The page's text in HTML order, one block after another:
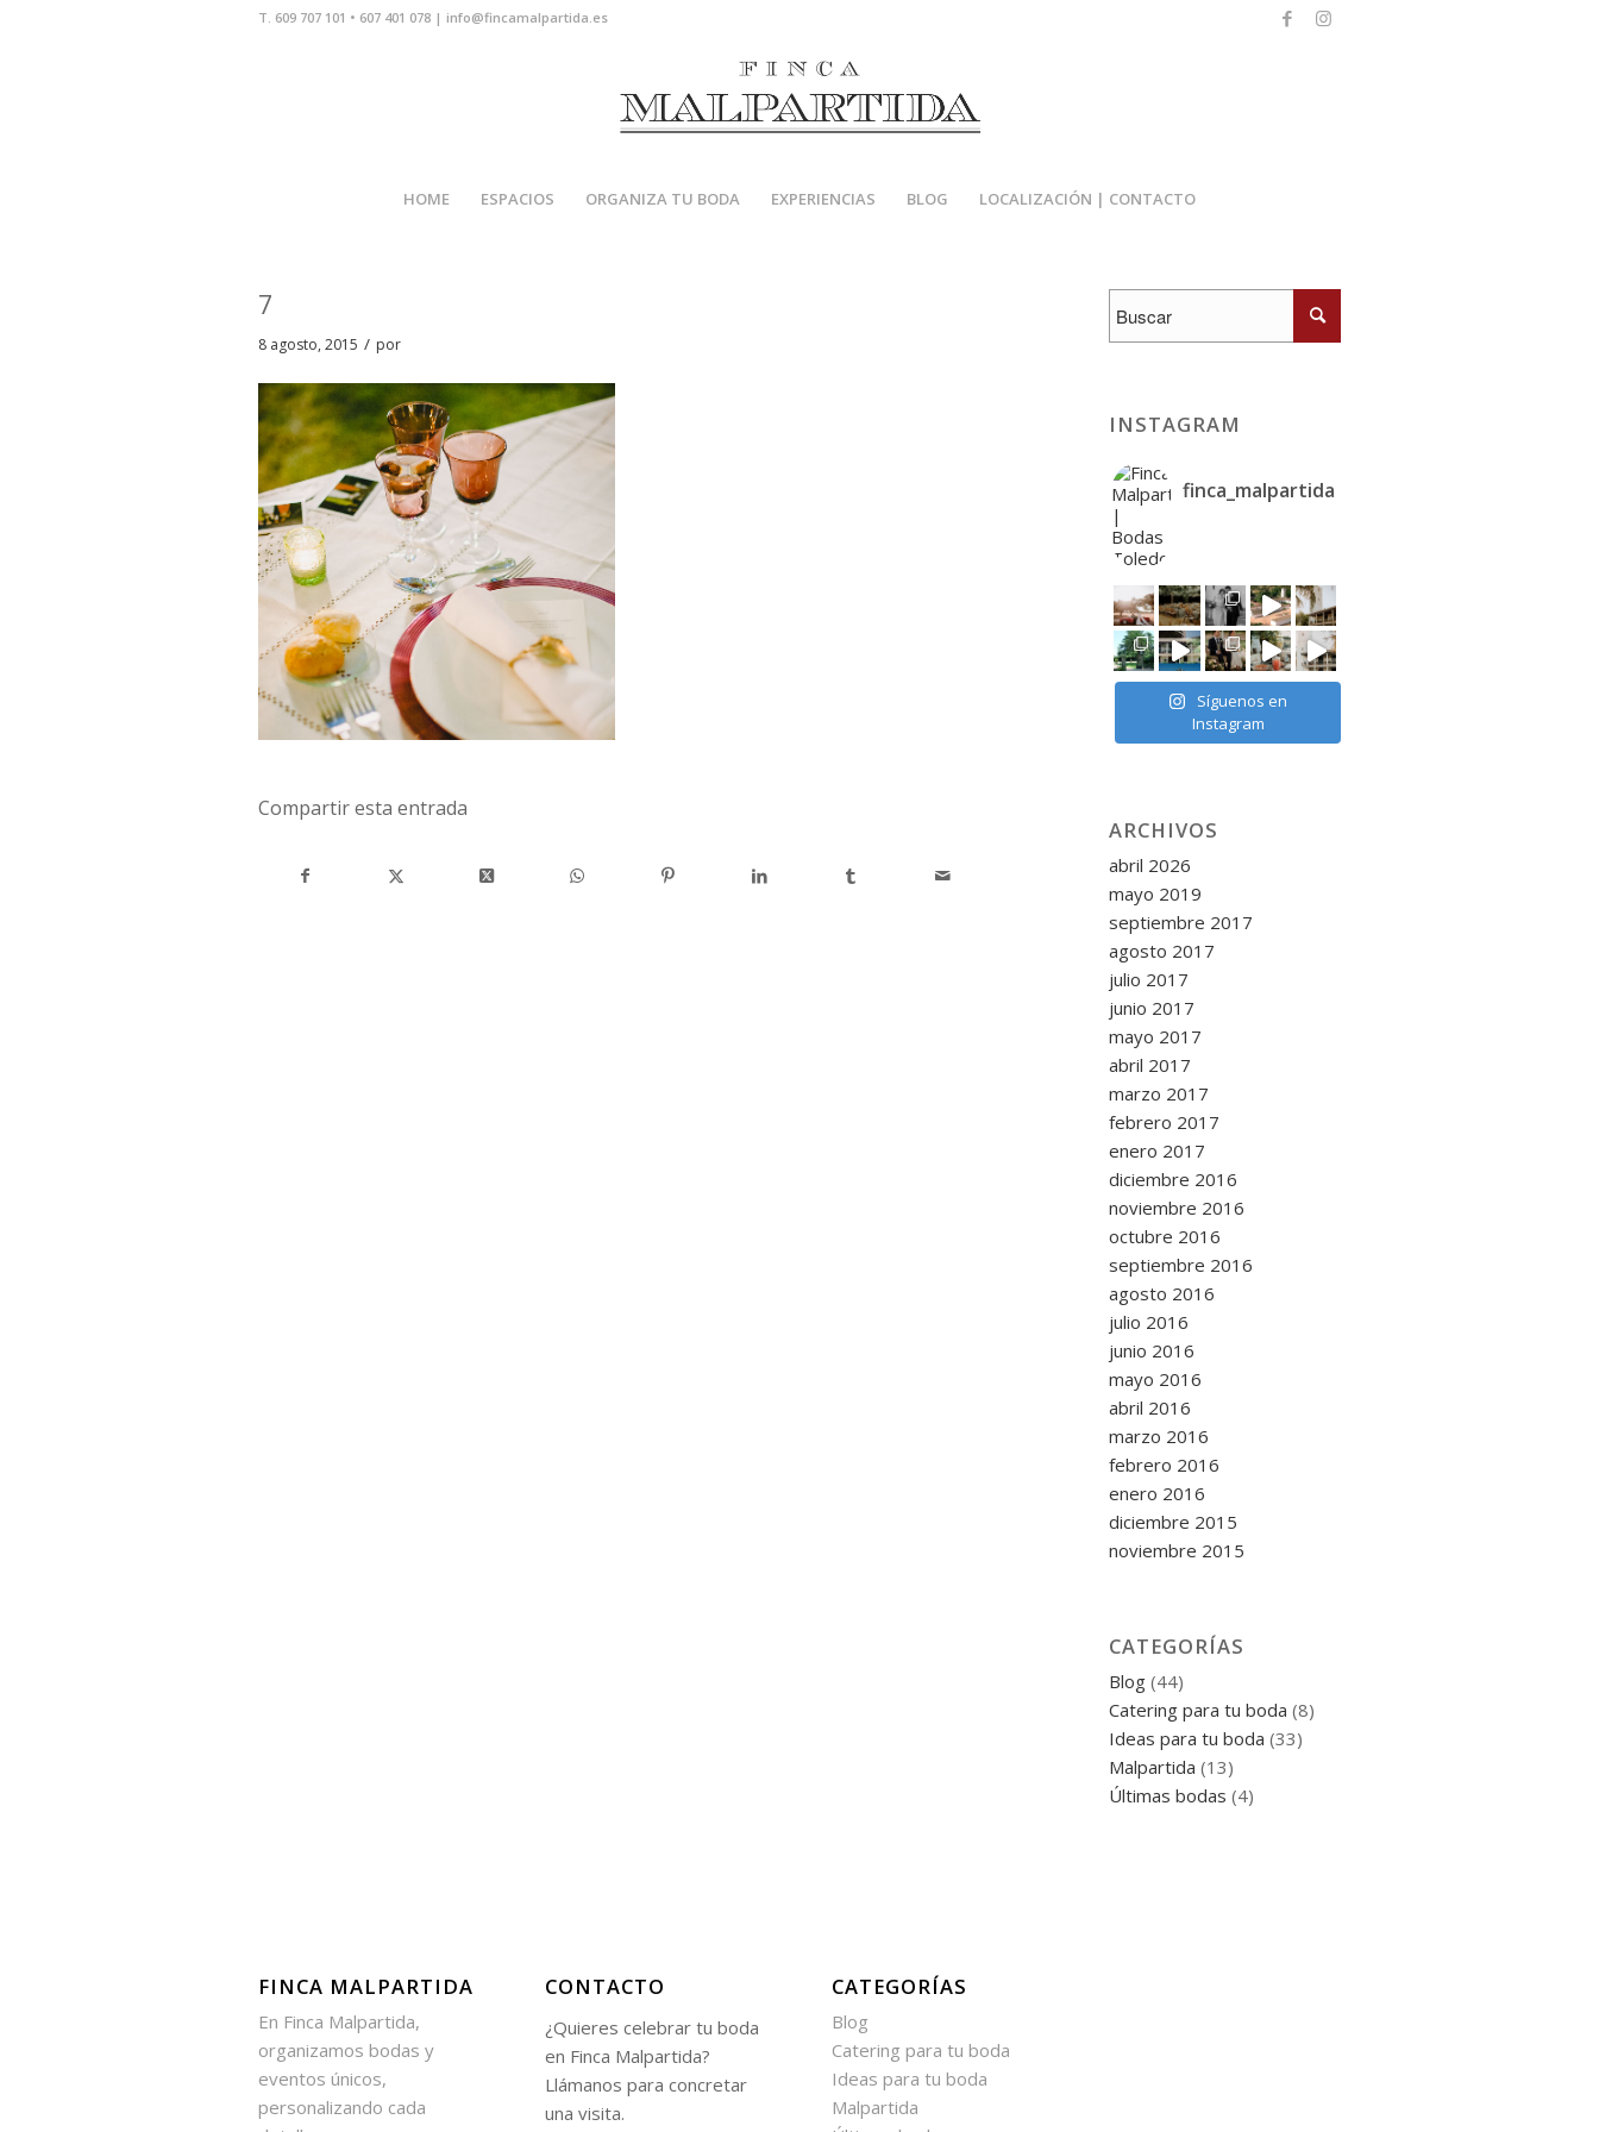
T. 609 707 101 • 607 401 078 | info@fincamalpartida.es
HOME ESPACIOS ORGANIZA TU BODA EXPERIENCIAS BLOG LOCALIZACIÓN | CONTACTO
7
8 agosto, 2015 / por
Compartir esta entrada
INSTAGRAM
finca_malpartida
Síguenos en
Instagram
ARCHIVOS
abril 2026
mayo 2019
septiembre 2017
agosto 2017
julio 2017
junio 2017
mayo 2017
abril 2017
marzo 2017
febrero 2017
enero 2017
diciembre 2016
noviembre 2016
octubre 2016
septiembre 2016
agosto 2016
julio 2016
junio 2016
mayo 2016
abril 2016
marzo 2016
febrero 2016
enero 2016
diciembre 2015
noviembre 2015
CATEGORÍAS
Blog (44)
Catering para tu boda (8)
Ideas para tu boda (33)
Malpartida (13)
Últimas bodas (4)
FINCA MALPARTIDA
En Finca Malpartida,
organizamos bodas y
eventos únicos,
personalizando cada
CONTACTO
¿Quieres celebrar tu boda
en Finca Malpartida?
Llámanos para concretar
una visita.
CATEGORÍAS
Blog
Catering para tu boda
Ideas para tu boda
Malpartida